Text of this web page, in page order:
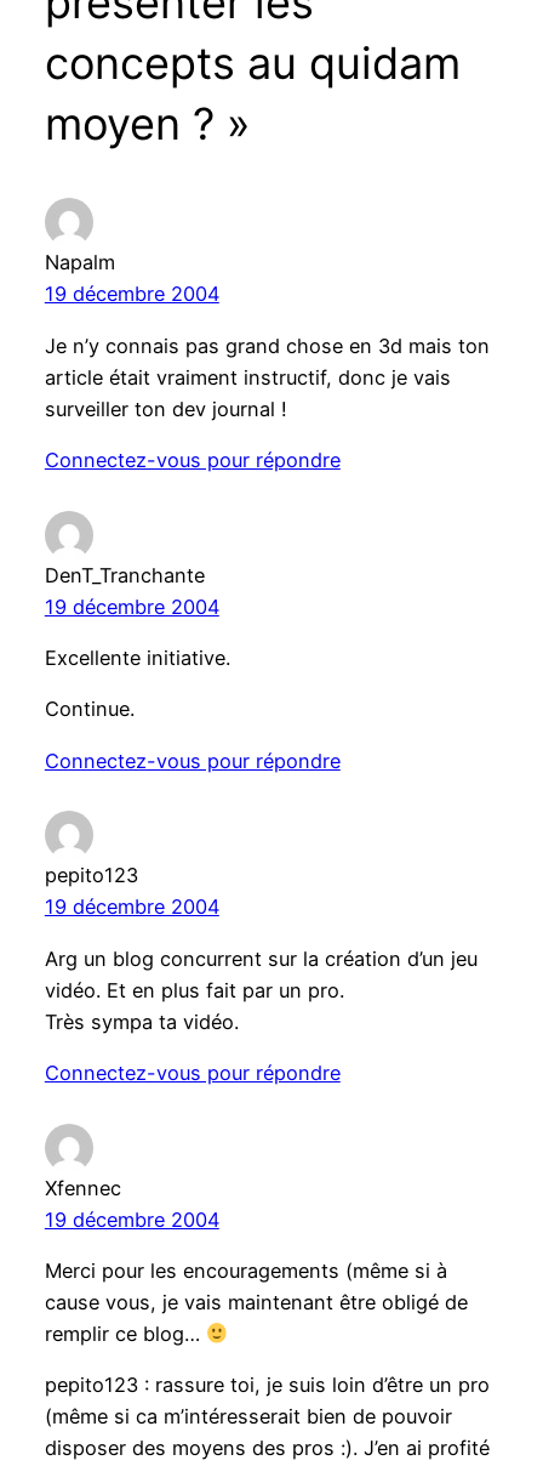
concepts au quidam
moyen ? »
Napalm
19 décembre 2004
Je n’y connais pas grand chose en 3d mais ton
article était vraiment instructif, donc je vais
surveiller ton dev journal !
Connectez-vous pour répondre
DenT_Tranchante
19 décembre 2004
Excellente initiative.
Continue.
Connectez-vous pour répondre
pepito123
19 décembre 2004
Arg un blog concurrent sur la création d’un jeu
vidéo. Et en plus fait par un pro.
Très sympa ta vidéo.
Connectez-vous pour répondre
Xfennec
19 décembre 2004
Merci pour les encouragements (même si à
cause vous, je vais maintenant être obligé de
remplir ce blog…
pepito123 : rassure toi, je suis loin d’être un pro
(même si ca m’intéresserait bien de pouvoir
disposer des moyens des pros :). J’en ai profité